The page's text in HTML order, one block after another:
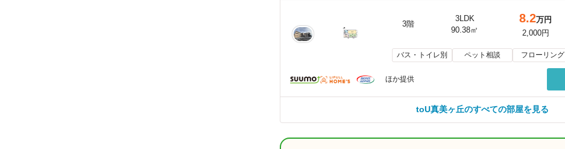
3階
3LDK
90.38㎡
8.2万円
2,000円
バス・トイレ別 ペット相談 フローリング
ほか提供
toU真美ヶ丘のすべての部屋を見る